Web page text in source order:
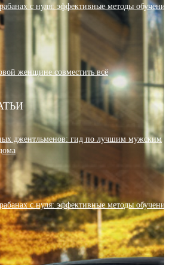
с нуля: эффективные методы
женщине совместить всё
джентльменов: гид по лучшим мужским
с нуля: эффективные методы